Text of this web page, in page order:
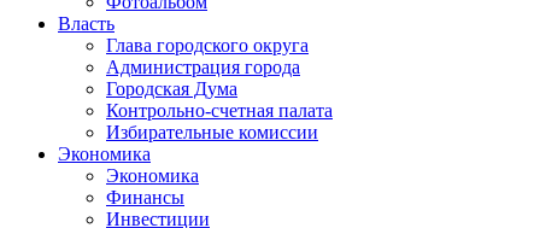
Власть
Глава городского округа
Администрация города
Городская Дума
Контрольно-счетная палата
Избирательные комиссии
Экономика
Экономика
Финансы
Инвестиции